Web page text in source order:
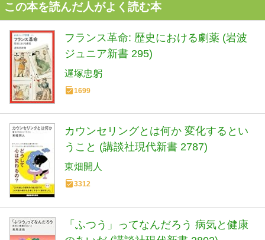
この本を読んだ人がよく読む本
フランス革命: 歴史における劇薬 (岩波
ジュニア新書 295)
遅塚忠躬
1699
カウンセリングとは何か 変化するとい
うこと (講談社現代新書 2787)
東畑開人
3312
「ふつう」ってなんだろう 病気と健康